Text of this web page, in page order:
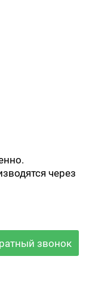
через
звонок